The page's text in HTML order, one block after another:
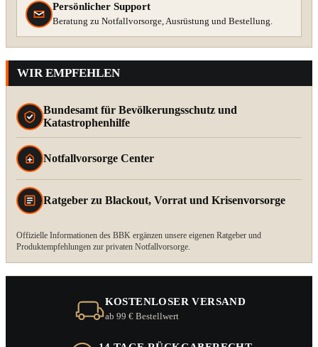
Persönlicher Support
Beratung zu Notfallvorsorge, Ausrüstung und Bestellung.
WIR EMPFEHLEN
Bundesamt für Bevölkerungsschutz und
Katastrophenhilfe
Notfallvorsorge Center
Ratgeber zu Blackout, Vorrat und Krisenvorsorge
Offizielle Informationen des BBK ergänzen unsere eigenen Ratgeber und
Produktempfehlungen zur privaten Notfallvorsorge.
KOSTENLOSER VERSAND
ab 99 € Bestellwert